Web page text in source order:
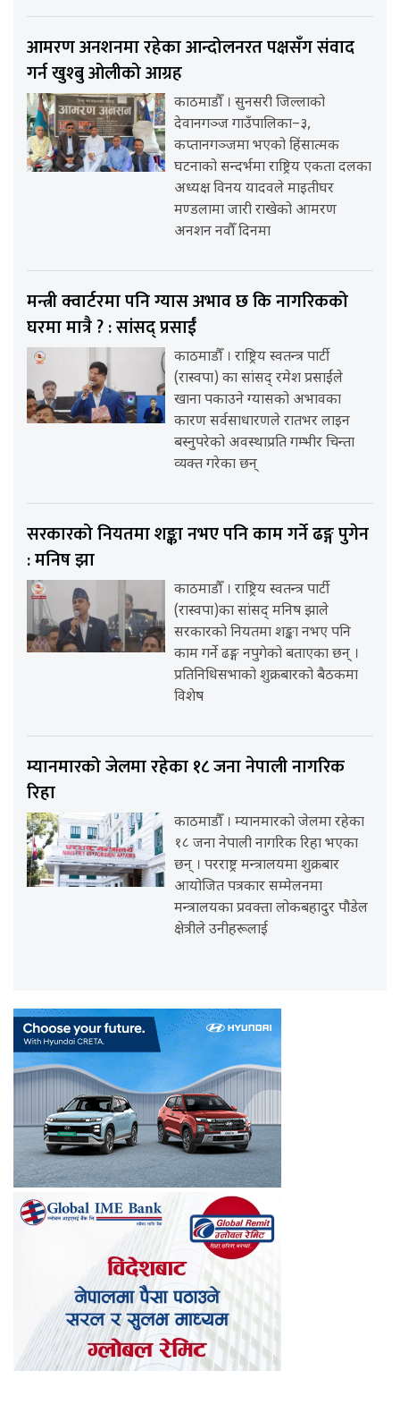
आमरण अनशनमा रहेका आन्दोलनरत पक्षसँग संवाद
गर्न खुश्बु ओलीको आग्रह
काठमाडौँ । सुनसरी जिल्लाको
देवानगञ्ज गाउँपालिका–३,
कप्तानगञ्जमा भएको हिंसात्मक
घटनाको सन्दर्भमा राष्ट्रिय एकता दलका
अध्यक्ष विनय यादवले माइतीघर
मण्डलामा जारी राखेको आमरण
अनशन नवौँ दिनमा
मन्त्री क्वार्टरमा पनि ग्यास अभाव छ कि नागरिकको
घरमा मात्रै ? : सांसद् प्रसाईं
काठमाडौँ । राष्ट्रिय स्वतन्त्र पार्टी
(रास्वपा) का सांसद् रमेश प्रसाईंले
खाना पकाउने ग्यासको अभावका
कारण सर्वसाधारणले रातभर लाइन
बस्नुपरेको अवस्थाप्रति गम्भीर चिन्ता
व्यक्त गरेका छन्
सरकारको नियतमा शङ्का नभए पनि काम गर्ने ढङ्ग पुगेन
: मनिष झा
काठमाडौँ । राष्ट्रिय स्वतन्त्र पार्टी
(रास्वपा)का सांसद् मनिष झाले
सरकारको नियतमा शङ्का नभए पनि
काम गर्ने ढङ्ग नपुगेको बताएका छन् ।
प्रतिनिधिसभाको शुक्रबारको बैठकमा
विशेष
म्यानमारको जेलमा रहेका १८ जना नेपाली नागरिक
रिहा
काठमाडौँ । म्यानमारको जेलमा रहेका
१८ जना नेपाली नागरिक रिहा भएका
छन् । परराष्ट्र मन्त्रालयमा शुक्रबार
आयोजित पत्रकार सम्मेलनमा
मन्त्रालयका प्रवक्ता लोकबहादुर पौडेल
क्षेत्रीले उनीहरूलाई